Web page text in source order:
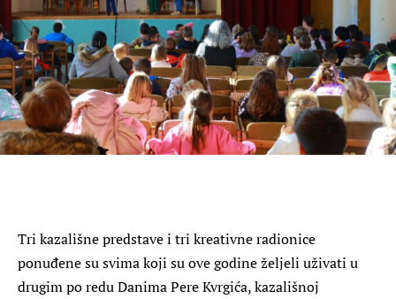
Tri kazališne predstave i tri kreativne radionice
ponuđene su svima koji su ove godine željeli uživati u
drugim po redu Danima Pere Kvrgića, kazališnoj